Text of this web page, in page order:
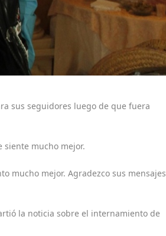
sus seguidores luego de que fuera
siente mucho mejor.
mucho mejor. Agradezco sus mensajes
la noticia sobre el internamiento de